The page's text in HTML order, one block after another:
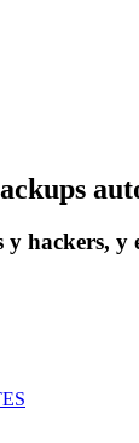
hackers, y